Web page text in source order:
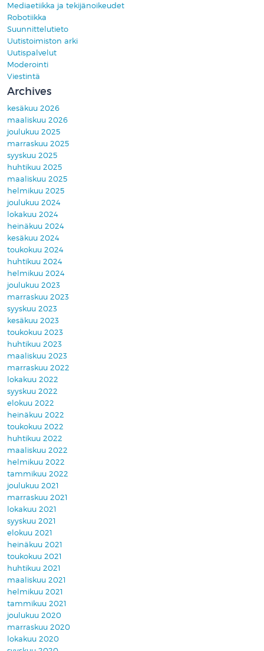
Mediaetiikka ja tekijänoikeudet
Robotiikka
Suunnittelutieto
Uutistoimiston arki
Uutispalvelut
Moderointi
Viestintä
Archives
kesäkuu 2026
maaliskuu 2026
joulukuu 2025
marraskuu 2025
syyskuu 2025
huhtikuu 2025
maaliskuu 2025
helmikuu 2025
joulukuu 2024
lokakuu 2024
heinäkuu 2024
kesäkuu 2024
toukokuu 2024
huhtikuu 2024
helmikuu 2024
joulukuu 2023
marraskuu 2023
syyskuu 2023
kesäkuu 2023
toukokuu 2023
huhtikuu 2023
maaliskuu 2023
marraskuu 2022
lokakuu 2022
syyskuu 2022
elokuu 2022
heinäkuu 2022
toukokuu 2022
huhtikuu 2022
maaliskuu 2022
helmikuu 2022
tammikuu 2022
joulukuu 2021
marraskuu 2021
lokakuu 2021
syyskuu 2021
elokuu 2021
heinäkuu 2021
toukokuu 2021
huhtikuu 2021
maaliskuu 2021
helmikuu 2021
tammikuu 2021
joulukuu 2020
marraskuu 2020
lokakuu 2020